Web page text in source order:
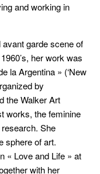
and working in
garde scene of
her work was
la Argentina » (‘New
by
the Walker Art
works, the feminine
She
sphere of art.
« Love and Life » at
with her